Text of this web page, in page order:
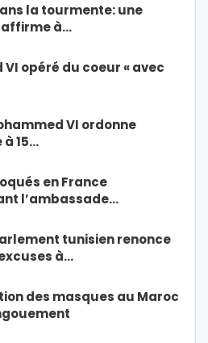
la tourmente: une
affirme à…
VI opéré du coeur « avec
VI ordonne
à 15…
en France
l’ambassade…
tunisien renonce
à…
des masques au Maroc